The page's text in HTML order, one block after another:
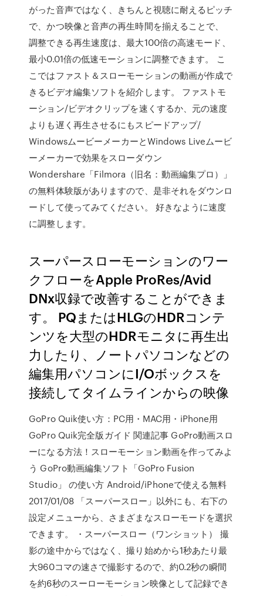
がった音声ではなく、きちんと視聴に耐えるピッチ
で、かつ映像と音声の再生時間を揃えることで、
調整できる再生速度は、最大100倍の高速モード、
最小0.01倍の低速モーションに調整できます。 こ
こではファスト＆スローモーションの動画が作成で
きるビデオ編集ソフトを紹介します。 ファストモ
ーション/ビデオクリップを速くするか、元の速度
よりも遅く再生させるにもスピードアップ/
WindowsムービーメーカーとWindows Liveムービ
ーメーカーで効果をスローダウン
Wondershare「Filmora（旧名：動画編集プロ）」
の無料体験版がありますので、是非それをダウンロ
ードして使ってみてください。 好きなように速度
に調整します。
スーパースローモーションのワー
クフローをApple ProRes/Avid
DNx収録で改善することができま
す。 PQまたはHLGのHDRコンテ
ンツを大型のHDRモニタに再生出
力したり、ノートパソコンなどの
編集用パソコンにI/Oボックスを
接続してタイムラインからの映像
GoPro Quik使い方：PC用・MAC用・iPhone用
GoPro Quik完全版ガイド 関連記事 GoPro動画スロ
ーになる方法！スローモーション動画を作ってみよ
う GoPro動画編集ソフト「GoPro Fusion
Studio」 の使い方 Android/iPhoneで使える無料
2017/01/08 「スーパースロー」以外にも、右下の
設定メニューから、さまざまなスローモードを選択
できます。 ・スーパースロー（ワンショット） 撮
影の途中からではなく、撮り始めから1秒あたり最
大960コマの速さで撮影するので、約0.2秒の瞬間
を約6秒のスーローモーション映像として記録でき